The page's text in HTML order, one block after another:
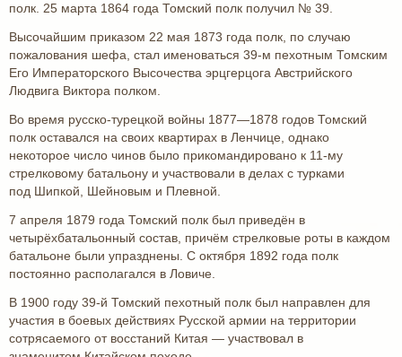
полк. 25 марта 1864 года Томский полк получил № 39.
Высочайшим приказом 22 мая 1873 года полк, по случаю
пожалования шефа, стал именоваться 39-м пехотным Томским
Его Императорского Высочества эрцгерцога Австрийского
Людвига Виктора полком.
Во время русско-турецкой войны 1877—1878 годов Томский
полк оставался на своих квартирах в Ленчице, однако
некоторое число чинов было прикомандировано к 11-му
стрелковому батальону и участвовали в делах с турками
под Шипкой, Шейновым и Плевной.
7 апреля 1879 года Томский полк был приведён в
четырёхбатальонный состав, причём стрелковые роты в каждом
батальоне были упразднены. С октября 1892 года полк
постоянно располагался в Ловиче.
В 1900 году 39-й Томский пехотный полк был направлен для
участия в боевых действиях Русской армии на территории
сотрясаемого от восстаний Китая — участвовал в